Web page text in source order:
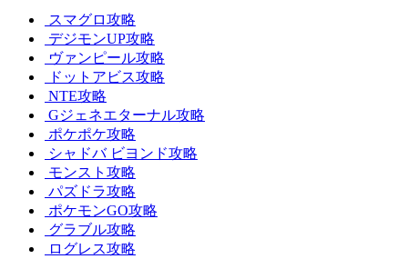
スマグロ攻略
デジモンUP攻略
ヴァンピール攻略
ドットアビス攻略
NTE攻略
Gジェネエターナル攻略
ポケポケ攻略
シャドバ ビヨンド攻略
モンスト攻略
パズドラ攻略
ポケモンGO攻略
グラブル攻略
ログレス攻略